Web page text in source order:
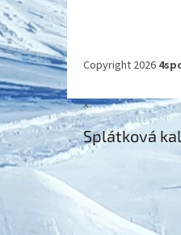
Copyright 2026
×
Splátková